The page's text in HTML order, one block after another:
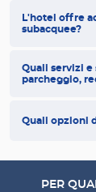
L'hotel offre
subacquee?
Quali servizi
parcheggio,
Quali opzioni
PER